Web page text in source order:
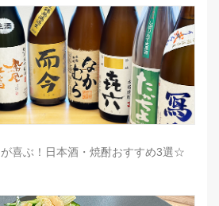
が喜ぶ！日本酒・焼酎おすすめ3選☆